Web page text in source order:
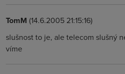
TomM (14.6.2005 21:15:16)
slušnost to je, ale telecom slušný
víme